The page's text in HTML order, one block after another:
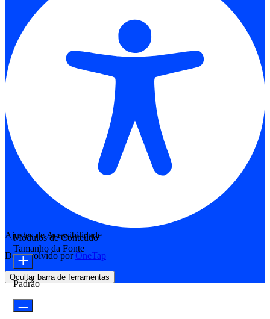
Ajustes de Acessibilidade
Desenvolvido por OneTap
Ocultar barra de ferramentas
Módulos de Conteúdo
Tamanho da Fonte
Padrão